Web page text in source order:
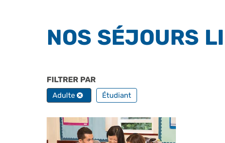
NOS SÉJOURS
FILTRER PAR
Adulte Étudiant